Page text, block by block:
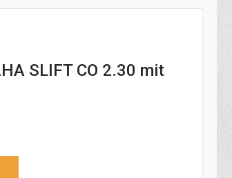
SLIFT CO 2.30 mit